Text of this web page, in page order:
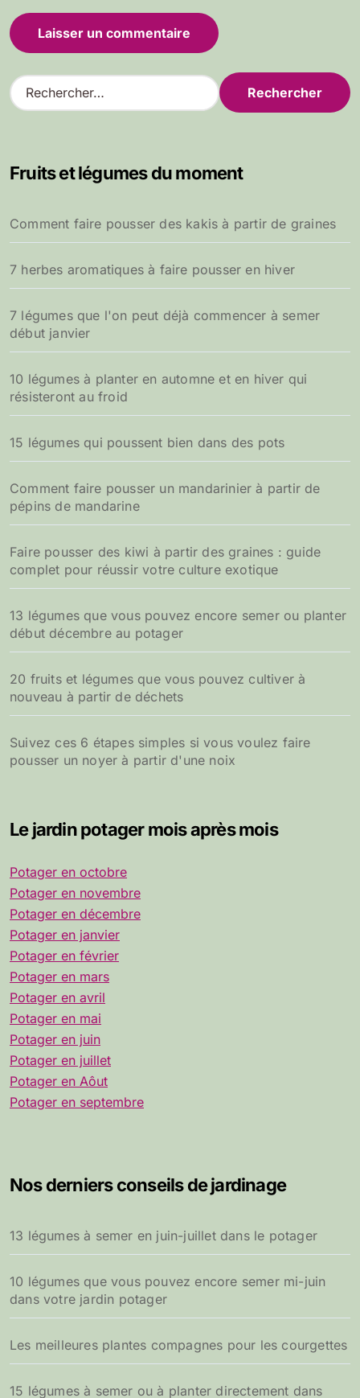
R
e
r
e
r
:
Fruits et légumes du moment
Comment faire pousser des kakis à partir de graines
7 herbes aromatiques à faire pousser en hiver
7 légumes que l'on peut déjà commencer à semer
début janvier
10 légumes à planter en automne et en hiver qui
résisteront au froid
15 légumes qui poussent bien dans des pots
Comment faire pousser un mandarinier à partir de
pépins de mandarine
Faire pousser des kiwi à partir des graines : guide
complet pour réussir votre culture exotique
13 légumes que vous pouvez encore semer ou planter
début décembre au potager
20 fruits et légumes que vous pouvez cultiver à
nouveau à partir de déchets
Suivez ces 6 étapes simples si vous voulez faire
pousser un noyer à partir d'une noix
Le jardin potager mois après mois
Potager en octobre
Potager en novembre
Potager en décembre
Potager en janvier
Potager en février
Potager en mars
Potager en avril
Potager en mai
Potager en juin
Potager en juillet
Potager en Aôut
Potager en septembre
Nos derniers conseils de jardinage
13 légumes à semer en juin-juillet dans le potager
10 légumes que vous pouvez encore semer mi-juin
dans votre jardin potager
Les meilleures plantes compagnes pour les courgettes
15 légumes à semer ou à planter directement dans